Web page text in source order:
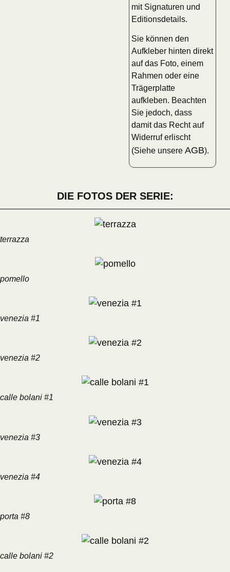
mit Signaturen und
Editionsdetails.
Sie können den
Aufkleber hinten direkt
auf das Foto, einem
Rahmen oder eine
Trägerplatte
aufkleben. Beachten
Sie jedoch, dass
damit das Recht auf
Widerruf erlischt
(Siehe unsereAGB).
DIE FOTOS DER SERIE:
terrazza
pomello
venezia #1
venezia #2
calle bolani #1
venezia #3
venezia #4
porta #8
calle bolani #2